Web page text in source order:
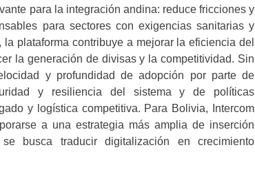
para la integración andina: reduce fricciones y
para sectores con exigencias sanitarias y
plataforma contribuye a mejorar la eficiencia del
la generación de divisas y la competitividad. Sin
y profundidad de adopción por parte de
y resiliencia del sistema y de políticas
y logística competitiva. Para Bolivia, Intercom
a una estrategia más amplia de inserción
busca traducir digitalización en crecimiento